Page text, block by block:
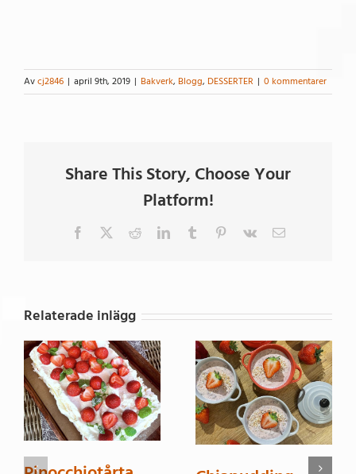
Avcj2846 | april 9th, 2019 | Bakverk, Blogg, DESSERTER | 0 kommentarer
Share This Story, Choose Your
Platform!
Facebook RedditLinkedInTumblr Pinterest
Vk
E-
Relaterade inlägg